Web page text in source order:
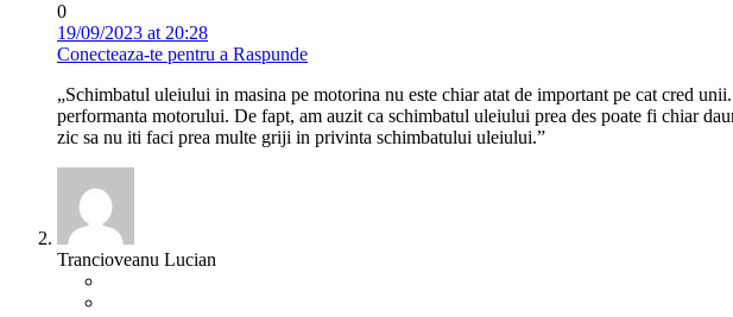
0
19/09/2023 at 20:28
Conecteaza-te pentru a Raspunde
„Schimbatul uleiului in masina pe motorina nu este chiar atat de important pe cat cred
performanta motorului. De fapt, am auzit ca schimbatul uleiului prea des poate fi chiar
zic sa nu iti faci prea multe griji in privinta schimbatului uleiului.”
Trancioveanu Lucian